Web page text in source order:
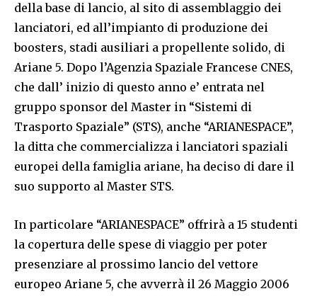
della base di lancio, al sito di assemblaggio dei
lanciatori, ed all’impianto di produzione dei
boosters, stadi ausiliari a propellente solido, di
Ariane 5. Dopo l’Agenzia Spaziale Francese CNES,
che dall’ inizio di questo anno e’ entrata nel
gruppo sponsor del Master in “Sistemi di
Trasporto Spaziale” (STS), anche “ARIANESPACE”,
la ditta che commercializza i lanciatori spaziali
europei della famiglia ariane, ha deciso di dare il
suo supporto al Master STS.
In particolare “ARIANESPACE” offrirà a 15 studenti
la copertura delle spese di viaggio per poter
presenziare al prossimo lancio del vettore
europeo Ariane 5, che avverrà il 26 Maggio 2006